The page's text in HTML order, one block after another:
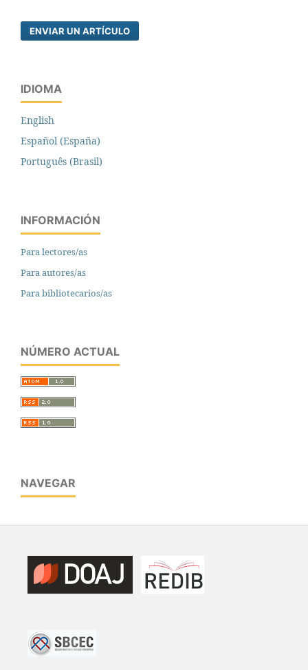
ENVIAR UN ARTÍCULO
IDIOMA
English
Español (España)
Português (Brasil)
INFORMACIÓN
Para lectores/as
Para autores/as
Para bibliotecarios/as
NÚMERO ACTUAL
NAVEGAR